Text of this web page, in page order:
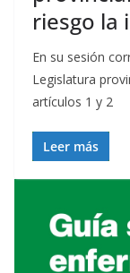
riesgo la
En su sesión
Legislatura
artículos 1 y 2
Leer más